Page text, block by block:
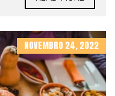
NOVEMBRO 24, 2022